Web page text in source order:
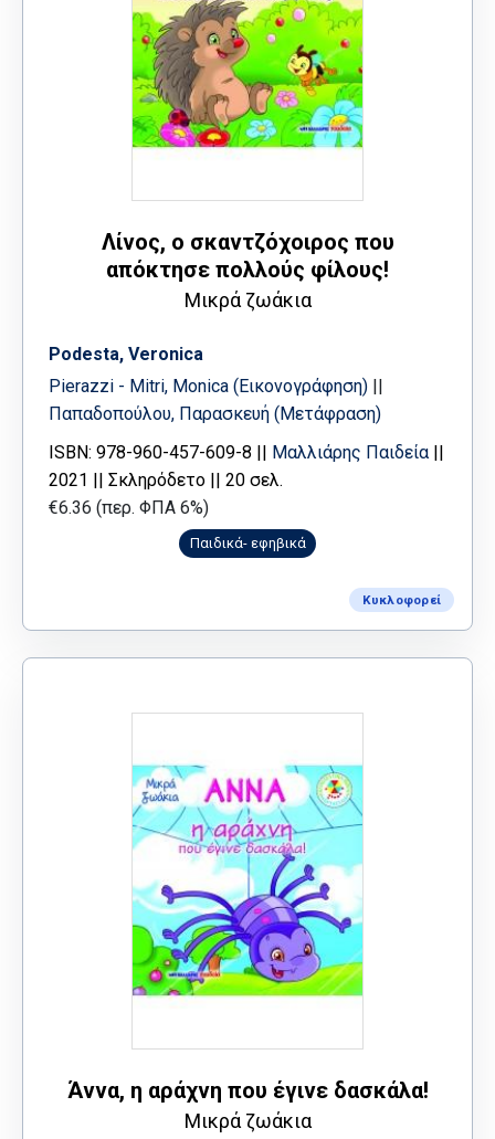
Λίνος, ο σκαντζόχοιρος που
απόκτησε πολλούς φίλους!
Μικρά ζωάκια
Podesta, Veronica
Pierazzi - Mitri, Monica (Εικονογράφηση) ||
Παπαδοπούλου, Παρασκευή (Μετάφραση)
ISBN: 978-960-457-609-8 || Μαλλιάρης Παιδεία ||
2021 || Σκληρόδετο || 20 σελ.
€6.36 (περ. ΦΠΑ 6%)
Παιδικά- εφηβικά
Κυκλοφορεί
Άννα, η αράχνη που έγινε δασκάλα!
Μικρά ζωάκια